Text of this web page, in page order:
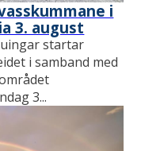
i
3. august
startar
i samband med
3...